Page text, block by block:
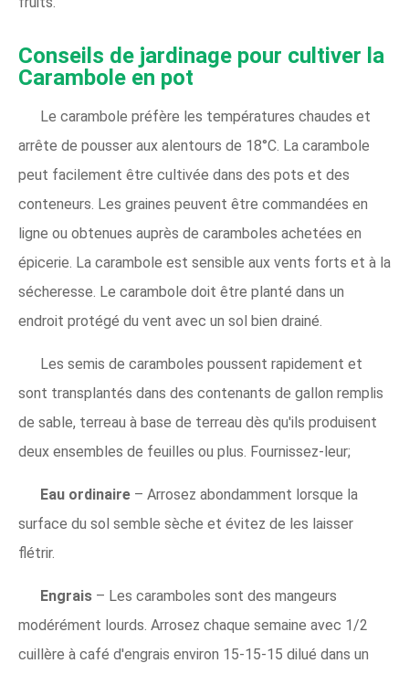
Conseils de jardinage pour cultiver la
Carambole en pot
Le carambole préfère les températures chaudes et
arrête de pousser aux alentours de 18°C. La carambole
peut facilement être cultivée dans des pots et des
conteneurs. Les graines peuvent être commandées en
ligne ou obtenues auprès de caramboles achetées en
épicerie. La carambole est sensible aux vents forts et à la
sécheresse. Le carambole doit être planté dans un
endroit protégé du vent avec un sol bien drainé.
Les semis de caramboles poussent rapidement et
sont transplantés dans des contenants de gallon remplis
de sable, terreau à base de terreau dès qu'ils produisent
deux ensembles de feuilles ou plus. Fournissez-leur;
Eau ordinaire – Arrosez abondamment lorsque la
surface du sol semble sèche et évitez de les laisser
flétrir.
Engrais – Les caramboles sont des mangeurs
modérément lourds. Arrosez chaque semaine avec 1/2
cuillère à café d'engrais environ 15-15-15 dilué dans un